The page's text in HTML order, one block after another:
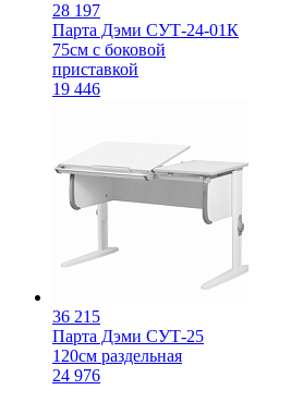
28 197
Парта Дэми СУТ-24-01К
75см с боковой
приставкой
19 446
36 215
Парта Дэми СУТ-25
120см раздельная
24 976